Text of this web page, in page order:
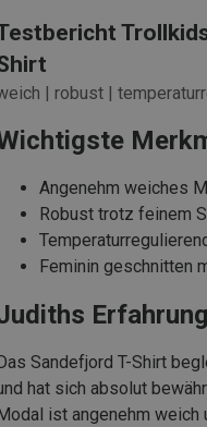
| robust |
Angenehm weiches
Robust trotz feinem
Feminin geschnitten
Sandefjord T-Shirt
hat sich absolut
ist angenehm weich